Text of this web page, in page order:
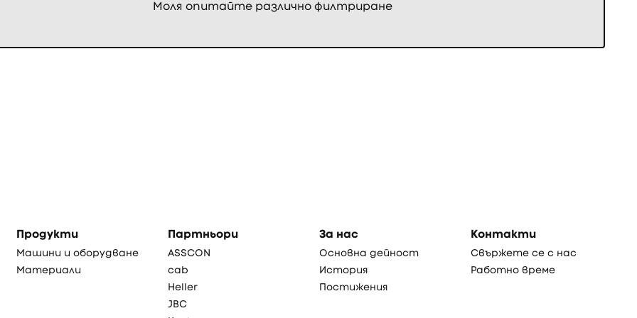
Моля опитайте различно филтриране
Продукти
Машини и оборудване
Материали
Партньори
ASSCON
cab
Heller
JBC
За нас
Основна дейност
История
Постижения
Контакти
Свържете се с нас
Работно време